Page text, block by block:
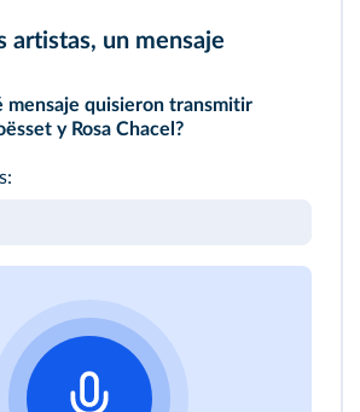
artistas, un mensaje
mensaje quisieron transmitir
y Rosa Chacel?